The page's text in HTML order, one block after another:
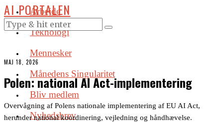
Arbejde
Teknologi
Mennesker
Månedens Singularitet
Bliv medlem
Nyhedsbrev
AI PORTALEN
MAJ 18, 2026
Polen: national AI Act-implementering
Overvågning af Polens nationale implementering af EU AI Act,
herunder national koordinering, vejledning og håndhævelse.